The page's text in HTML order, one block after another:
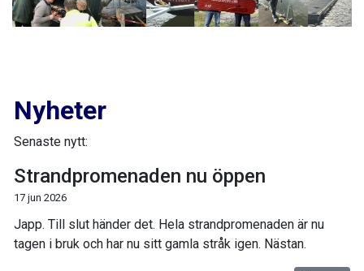
Nyheter
Senaste nytt:
Strandpromenaden nu öppen
17 jun 2026
Japp. Till slut händer det. Hela strandpromenaden är nu
tagen i bruk och har nu sitt gamla stråk igen. Nästan.